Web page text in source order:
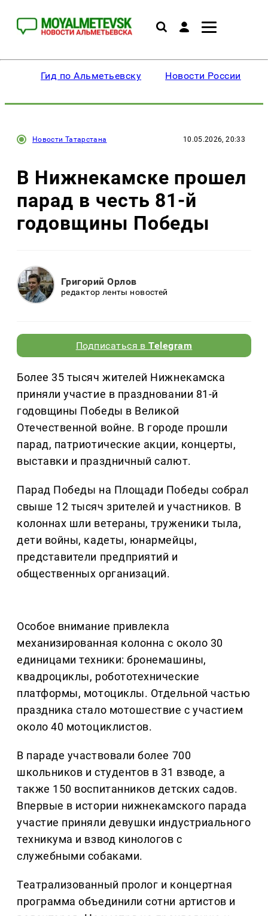
Гид по Альметьевску Новости России
Новости Татарстана 10.05.2026, 20:33
В Нижнекамске прошел
парад в честь 81-й
годовщины Победы
Григорий Орлов
редактор ленты новостей
Подписаться вTelegram
Более 35 тысяч жителей Нижнекамска
приняли участие в праздновании 81-й
годовщины Победы в Великой
Отечественной войне. В городе прошли
парад, патриотические акции, концерты,
выставки и праздничный салют.
Парад Победы на Площади Победы собрал
свыше 12 тысяч зрителей и участников. В
колоннах шли ветераны, труженики тыла,
дети войны, кадеты, юнармейцы,
представители предприятий и
общественных организаций.
Особое внимание привлекла
механизированная колонна с около 30
единицами техники: бронемашины,
квадроциклы, робототехнические
платформы, мотоциклы. Отдельной частью
праздника стало мотошествие с участием
около 40 мотоциклистов.
В параде участвовали более 700
школьников и студентов в 31 взводе, а
также 150 воспитанников детских садов.
Впервые в истории нижнекамского парада
участие приняли девушки индустриального
техникума и взвод кинологов с
служебными собаками.
Театрализованный пролог и концертная
программа объединили сотни артистов и